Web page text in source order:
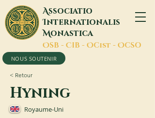
Associatio
Internationalis
Monastica
OSB - CIB - OCist - OCSO
NOUS SOUTENIR
< Retour
Hyning
Royaume-Uni